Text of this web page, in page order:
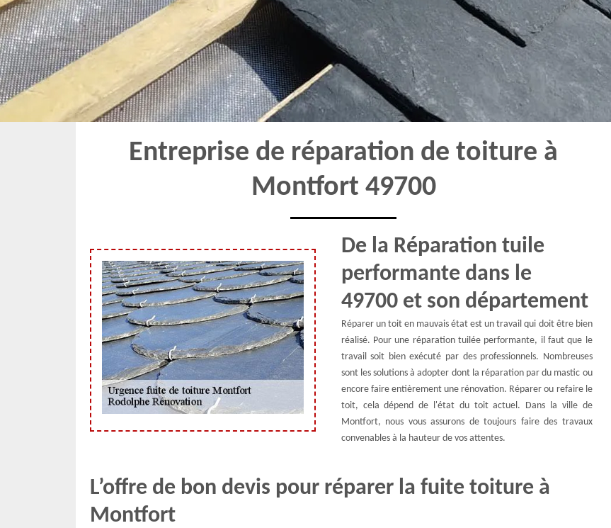
Entreprise de réparation de toiture à
Montfort 49700
De la Réparation tuile
performante dans le
49700 et son département
Réparer un toit en mauvais état est un travail qui doit être bien
réalisé. Pour une réparation tuilée performante, il faut que le
travail soit bien exécuté par des professionnels. Nombreuses
sont les solutions à adopter dont la réparation par du mastic ou
encore faire entièrement une rénovation. Réparer ou refaire le
toit, cela dépend de l'état du toit actuel. Dans la ville de
Montfort, nous vous assurons de toujours faire des travaux
convenables à la hauteur de vos attentes.
L’offre de bon devis pour réparer la fuite toiture à
Montfort